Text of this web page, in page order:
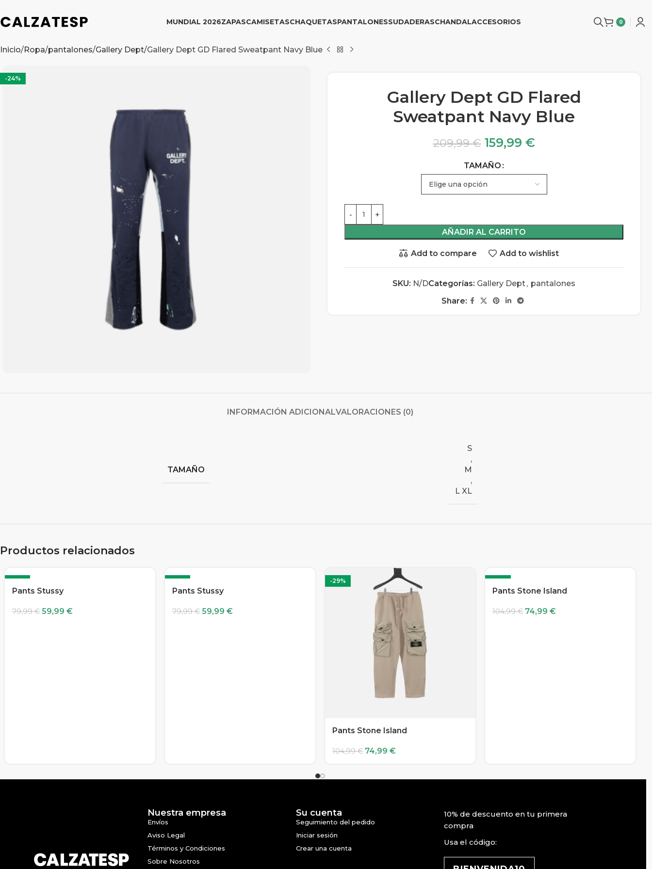
MUNDIAL 2026ZAPASCAMISETASCHAQUETASPANTALONESSUDADERASCHANDALACCESORIOS 0
Inicio Ropa pantalones Gallery Dept Gallery Dept GD Flared Sweatpant Navy Blue
-24%
Gallery Dept GD Flared
Sweatpant Navy Blue
209,99€ 159,99 €
TAMAÑO
AÑADIR AL CARRITO
Add to compare Add to wishlist
SKU: N/DCategorías: Gallery Dept, pantalones
Share:
INFORMACIÓN ADICIONALVALORACIONES (0)
TAMAÑO
S
,
M
,
L XL
Productos relacionados
-25%
Pants Stussy
79,99€ 59,99 €
-25%
Pants Stussy
79,99€ 59,99 €
-29%
Pants Stone Island
104,99€ 74,99 €
-29%
Pants Stone Island
104,99€ 74,99 €
Nuestra empresa
Envíos
Aviso Legal
Términos y Condiciones
Sobre Nosotros
Su cuenta
Seguimiento del pedido
Iniciar sesión
Crear una cuenta
10% de descuento en tu primera
compra
Usa el código: